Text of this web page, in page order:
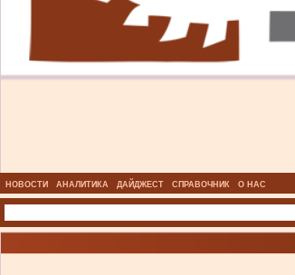
НОВОСТИ АНАЛИТИКА ДАЙДЖЕСТ СПРАВОЧНИК О НАС